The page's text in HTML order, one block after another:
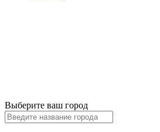
Выберите ваш город